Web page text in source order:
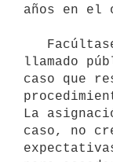
años en el
llamado
caso que
La
caso, no